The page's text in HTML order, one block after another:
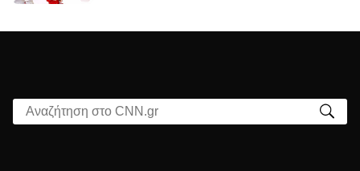
Αναζήτηση στο CNN.gr